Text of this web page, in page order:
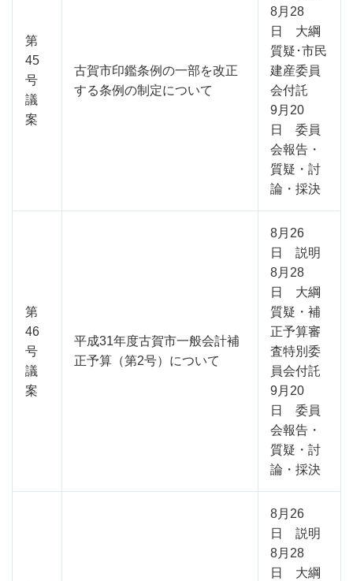
第
45
号
議
案
古賀市印鑑条例の一部を改正
する条例の制定について
8月28
日 大綱
質疑･市民
建産委員
会付託
9月20
日 委員
会報告・
質疑・討
論・採決
第
46
号
議
案
平成31年度古賀市一般会計補
正予算（第2号）について
8月26
日 説明
8月28
日 大綱
質疑・補
正予算審
査特別委
員会付託
9月20
日 委員
会報告・
質疑・討
論・採決
8月26
日 説明
8月28
日 大綱